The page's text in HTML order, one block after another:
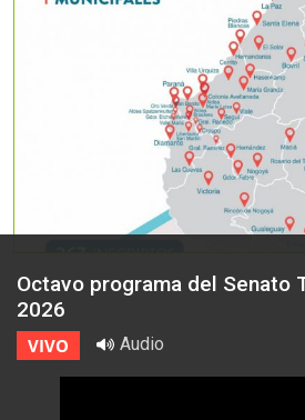
Octavo programa del Senato
2026
VIVO Audio